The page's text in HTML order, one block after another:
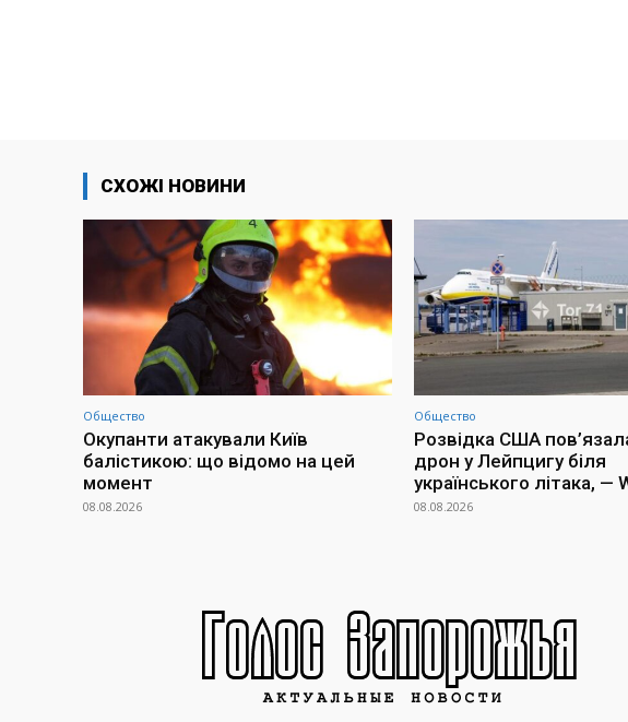
СХОЖІ НОВИНИ
Общество
Окупанти атакували Київ
балістикою: що відомо на цей
момент
08.08.2026
Общество
Розвідка США
дрон у Лейпцигу біля
українського літака, —
08.08.2026